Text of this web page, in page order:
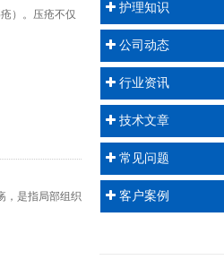
）。压疮不仅
，是指局部组织
护理知识
公司动态
行业资讯
技术文章
常见问题
客户案例